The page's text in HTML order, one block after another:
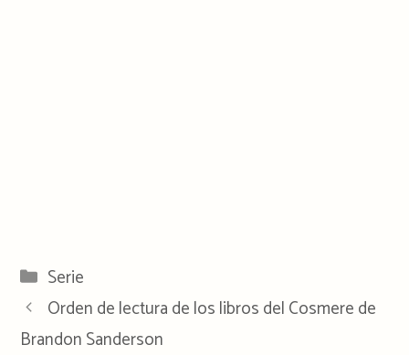
Categorías
Serie
Orden de lectura de los libros del Cosmere de
Brandon Sanderson